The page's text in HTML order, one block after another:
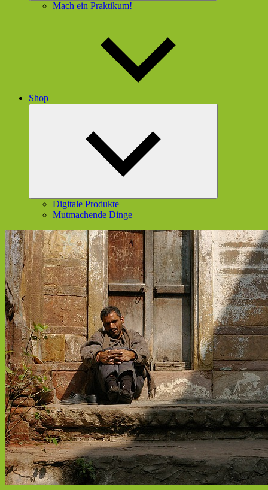
Mach ein Praktikum!
Shop
Digitale Produkte
Mutmachende Dinge